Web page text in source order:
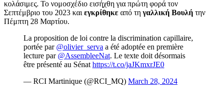
κολάσιμες. Το νομοσχέδιο εισήχθη για πρώτη φορά τον
Σεπτέμβριο του 2023 και εγκρίθηκε από τη γαλλική Βουλή την
Πέμπτη 28 Μαρτίου.
La proposition de loi contre la discrimination capillaire,
portée par @olivier_serva a été adoptée en première
lecture par @AssembleeNat. Le texte doit désormais
être présenté au Sénat https://t.co/jaJKmxrJE0
— RCI Martinique (@RCI_MQ) March 28, 2024